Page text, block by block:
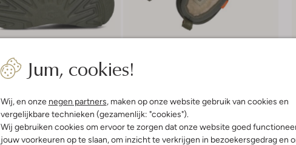
Jum, cookies!
Wij, en onze negen partners, maken op onze website gebruik van cookies en
vergelijkbare technieken (gezamenlijk: "cookies").
Wij gebruiken cookies om ervoor te zorgen dat onze website goed
jouw voorkeuren op te slaan, om inzicht te verkrijgen in bezoekersgedrag en
Product informatie
5/5